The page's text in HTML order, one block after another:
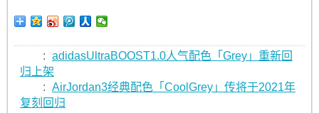
: adidasUltraBOOST1.0人气配色「Grey」重新回
归上架
: AirJordan3经典配色「CoolGrey」传将于2021年
复刻回归